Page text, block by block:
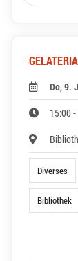
GELATERIA
Do, 9.
15:00
Diverses
Bibliothek